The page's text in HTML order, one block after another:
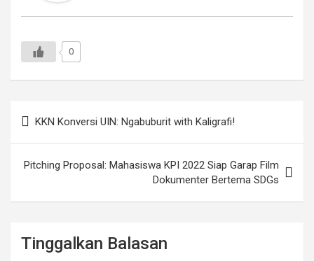
0
pos
KKN Konversi UIN: Ngabuburit with Kaligrafi!
Pitching Proposal: Mahasiswa KPI 2022 Siap Garap Film
Dokumenter Bertema SDGs
Tinggalkan Balasan